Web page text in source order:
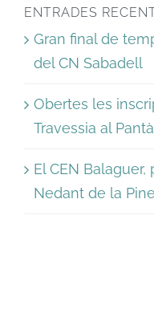
ENTRADES
Gran final de
del CN Sabadell
Obertes les
Travessia al
El CEN Balaguer,
Nedant de la